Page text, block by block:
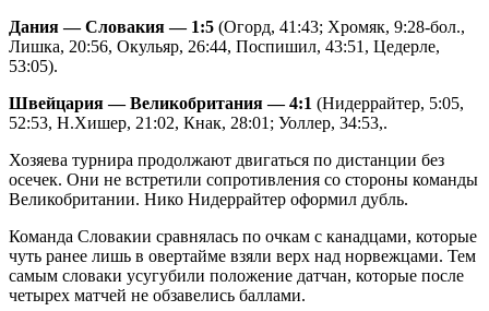
Дания — Словакия — 1:5 (Огорд, 41:43; Хромяк, 9:28-бол.,
Лишка, 20:56, Окульяр, 26:44, Поспишил, 43:51, Цедерле,
53:05).
Швейцария — Великобритания — 4:1 (Нидеррайтер, 5:05,
52:53, Н.Хишер, 21:02, Кнак, 28:01; Уоллер, 34:53,.
Хозяева турнира продолжают двигаться по дистанции без
осечек. Они не встретили сопротивления со стороны команды
Великобритании. Нико Нидеррайтер оформил дубль.
Команда Словакии сравнялась по очкам с канадцами, которые
чуть ранее лишь в овертайме взяли верх над норвежцами. Тем
самым словаки усугубили положение датчан, которые после
четырех матчей не обзавелись баллами.